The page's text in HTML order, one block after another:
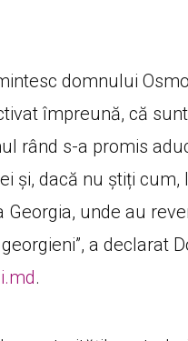
domnului
împreună, că
rând s-a promis
și, dacă nu știți cum,
Georgia, unde au
a declarat
.